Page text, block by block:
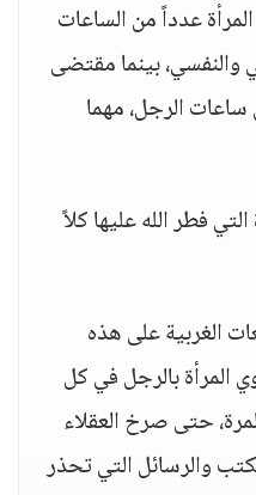
عدداً من الساعات
والنفسي، بينما مقتضى
ساعات الرجل، مهما
فطر الله عليها كلاً
الغربية على هذه
المرأة بالرجل في كل
حتى صرخ العقلاء
والرسائل التي تحذر